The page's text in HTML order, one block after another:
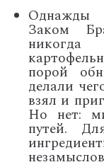
Однажды
Заком
порой
делали
взял и
Но нет:
путей.